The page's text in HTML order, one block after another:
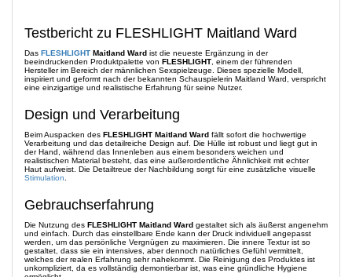
Testbericht zu FLESHLIGHT Maitland Ward
Das FLESHLIGHT Maitland Ward ist die neueste Ergänzung in der
beeindruckenden Produktpalette von FLESHLIGHT , einem der führenden
Hersteller im Bereich der männlichen Sexspielzeuge. Dieses spezielle Modell,
inspiriert und geformt nach der bekannten Schauspielerin Maitland Ward, verspricht
eine einzigartige und realistische Erfahrung für seine Nutzer.
Design und Verarbeitung
Beim Auspacken des FLESHLIGHT Maitland Ward fällt sofort die hochwertige
Verarbeitung und das detailreiche Design auf. Die Hülle ist robust und liegt gut in
der Hand, während das Innenleben aus einem besonders weichen und
realistischen Material besteht, das eine außerordentliche Ähnlichkeit mit echter
Haut aufweist. Die Detailtreue der Nachbildung sorgt für eine zusätzliche visuelle
Stimulation
Gebrauchserfahrung
Die Nutzung des FLESHLIGHT Maitland Ward gestaltet sich als äußerst angenehm
und einfach. Durch das einstellbare Ende kann der Druck individuell angepasst
werden, um das persönliche Vergnügen zu maximieren. Die innere Textur ist so
gestaltet, dass sie ein intensives, aber dennoch natürliches Gefühl vermittelt,
welches der realen Erfahrung sehr nahekommt. Die Reinigung des Produktes ist
unkompliziert, da es vollständig demontierbar ist, was eine gründliche Hygiene